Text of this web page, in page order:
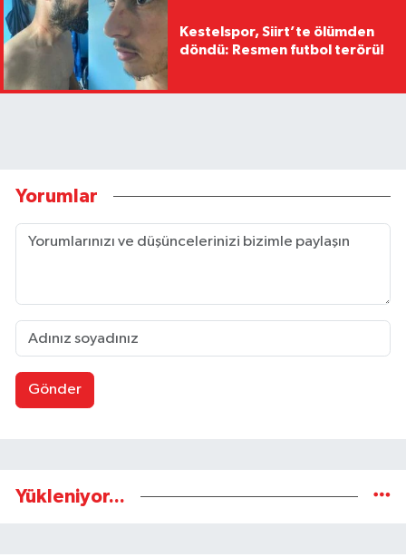
Kestelspor, Siirt’te ölümden
döndü: Resmen futbol terörü!
Yorumlar
Gönder
Yükleniyor...